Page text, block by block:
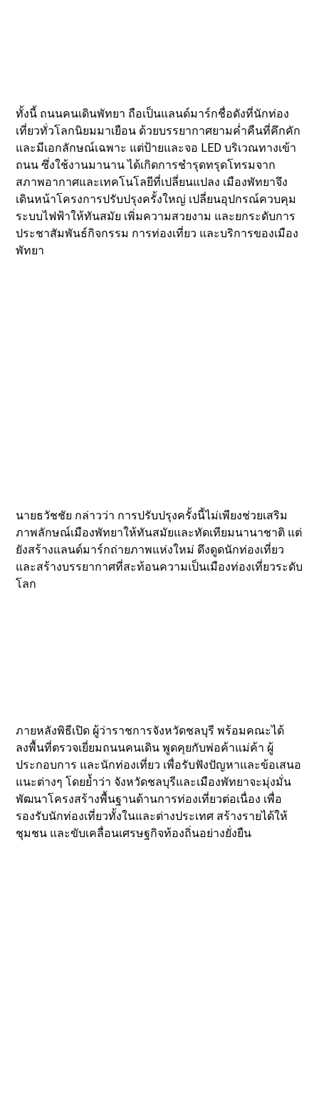
ทั้งนี้ ถนนคนเดินพัทยา ถือเป็นแลนด์มาร์กชื่อดังที่นักท่อง
เที่ยวทั่วโลกนิยมมาเยือน ด้วยบรรยากาศยามค่ำคืนที่คึกคัก
และมีเอกลักษณ์เฉพาะ แต่ป้ายและจอ LED บริเวณทางเข้า
ถนน ซึ่งใช้งานมานาน ได้เกิดการชำรุดทรุดโทรมจาก
สภาพอากาศและเทคโนโลยีที่เปลี่ยนแปลง เมืองพัทยาจึง
เดินหน้าโครงการปรับปรุงครั้งใหญ่ เปลี่ยนอุปกรณ์ควบคุม
ระบบไฟฟ้าให้ทันสมัย เพิ่มความสวยงาม และยกระดับการ
ประชาสัมพันธ์กิจกรรม การท่องเที่ยว และบริการของเมือง
พัทยา
นายธวัชชัย กล่าวว่า การปรับปรุงครั้งนี้ไม่เพียงช่วยเสริม
ภาพลักษณ์เมืองพัทยาให้ทันสมัยและทัดเทียมนานาชาติ แต่
ยังสร้างแลนด์มาร์กถ่ายภาพแห่งใหม่ ดึงดูดนักท่องเที่ยว
และสร้างบรรยากาศที่สะท้อนความเป็นเมืองท่องเที่ยวระดับ
โลก
ภายหลังพิธีเปิด ผู้ว่าราชการจังหวัดชลบุรี พร้อมคณะได้
ลงพื้นที่ตรวจเยี่ยมถนนคนเดิน พูดคุยกับพ่อค้าแม่ค้า ผู้
ประกอบการ และนักท่องเที่ยว เพื่อรับฟังปัญหาและข้อเสนอ
แนะต่างๆ โดยย้ำว่า จังหวัดชลบุรีและเมืองพัทยาจะมุ่งมั่น
พัฒนาโครงสร้างพื้นฐานด้านการท่องเที่ยวต่อเนื่อง เพื่อ
รองรับนักท่องเที่ยวทั้งในและต่างประเทศ สร้างรายได้ให้
ชุมชน และขับเคลื่อนเศรษฐกิจท้องถิ่นอย่างยั่งยืน